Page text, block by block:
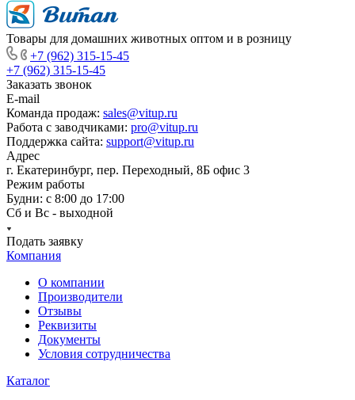
Товары для домашних животных оптом и в розницу
+7 (962) 315-15-45
+7 (962) 315-15-45
Заказать звонок
E-mail
Команда продаж: sales@vitup.ru
Работа с заводчиками: pro@vitup.ru
Поддержка сайта: support@vitup.ru
Адрес
г. Екатеринбург, пер. Переходный, 8Б офис 3
Режим работы
Будни: с 8:00 до 17:00
Сб и Вс - выходной
Подать заявку
Компания
О компании
Производители
Отзывы
Реквизиты
Документы
Условия сотрудничества
Каталог